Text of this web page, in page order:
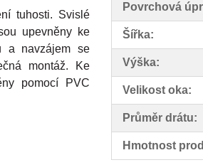
tuhosti. Svislé
upevněny ke
a navzájem se
montáž. Ke
pomocí PVC
Povrchová
Šířka:
Výška:
Velikost oka:
Průměr drátu:
Hmotnost